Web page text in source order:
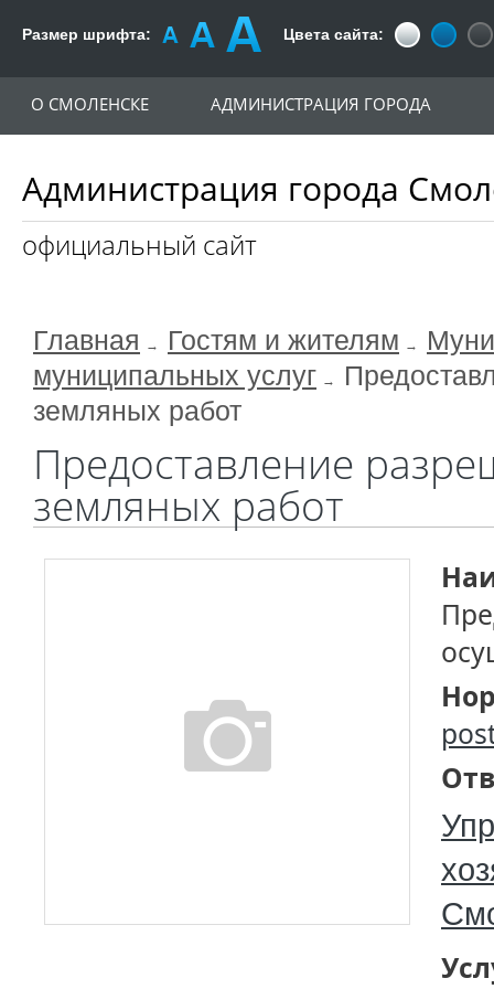
Размер шрифта: Цвета сайта:
Администрация города
официальный сайт
О СМОЛЕНСКЕ АДМИНИСТРАЦИЯ ГОРОДА
Главная Гостям и жителям
муниципальных услуг
земляных работ
Предоставление
земляных работ